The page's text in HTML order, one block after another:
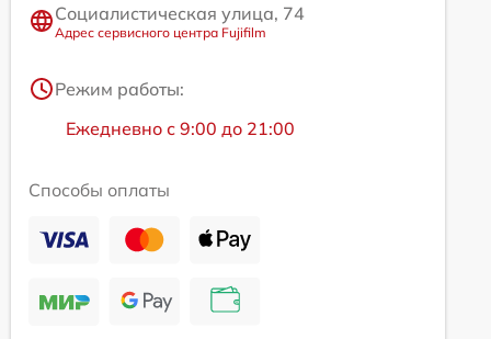
Социалистическая улица, 74
Адрес сервисного центра Fujifilm
Режим работы:
Ежедневно с 9:00 до 21:00
Способы оплаты